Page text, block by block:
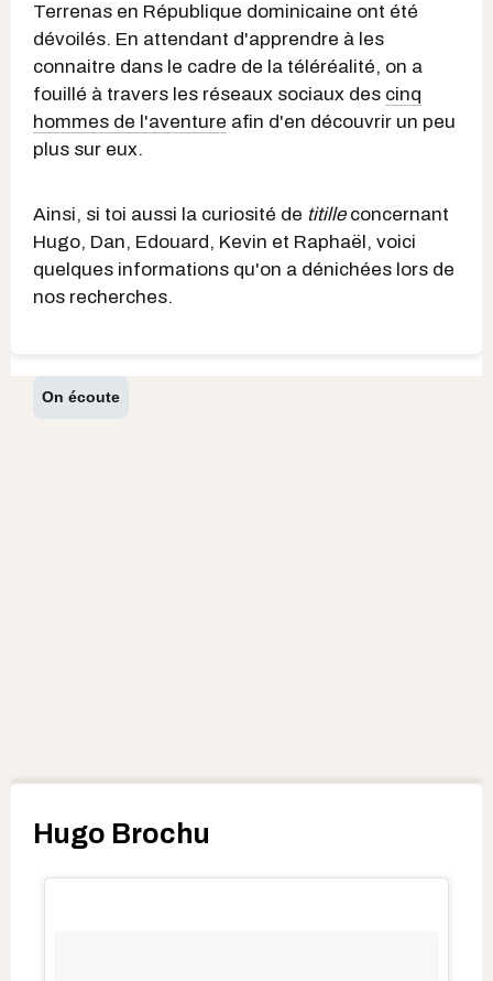
Terrenas en République dominicaine ont été
dévoilés. En attendant d'apprendre à les
connaitre dans le cadre de la téléréalité, on a
fouillé à travers les réseaux sociaux des cinq
hommes de l'aventure afin d'en découvrir un peu
plus sur eux.
Ainsi, si toi aussi la curiosité de titilleconcernant
Hugo, Dan, Edouard, Kevin et Raphaël, voici
quelques informations qu'on a dénichées lors de
nos recherches.
On écoute
Hugo Brochu